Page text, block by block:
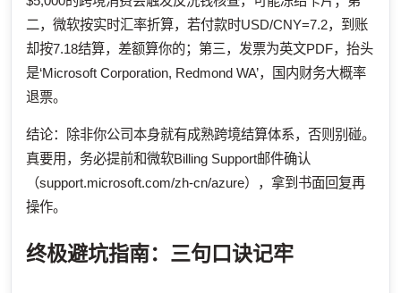
二，微软按实时汇率折算，若付款时USD/CNY=7.2，到账
却按7.18结算，差额算你的；第三，发票为英文PDF，抬头
是‘Microsoft Corporation, Redmond WA’，国内财务大概率
退票。
结论：除非你公司本身就有成熟跨境结算体系，否则别碰。
真要用，务必提前和微软Billing Support邮件确认
（support.microsoft.com/zh-cn/azure），拿到书面回复再
操作。
终极避坑指南：三句口诀记牢